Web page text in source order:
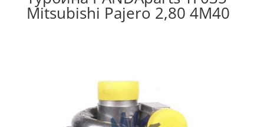
Mitsubishi Pajero 2,80 4M40